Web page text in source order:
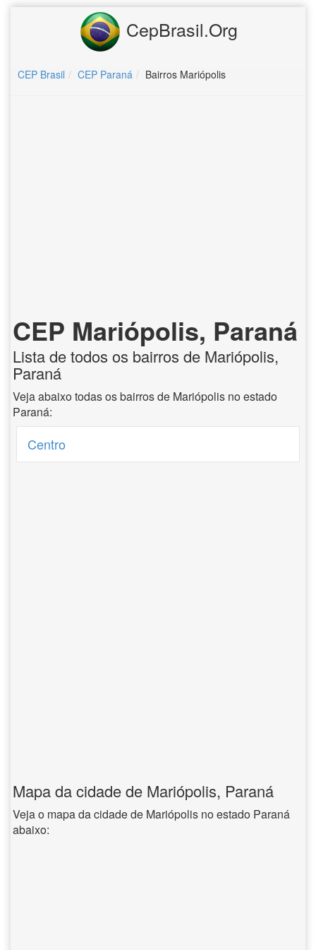
CepBrasil.Org
CEP Brasil CEP Paraná Bairros Mariópolis
CEP Mariópolis, Paraná
Lista de todos os bairros de Mariópolis,
Paraná
Veja abaixo todas os bairros de Mariópolis no estado
Paraná:
Centro
Mapa da cidade de Mariópolis, Paraná
Veja o mapa da cidade de Mariópolis no estado Paraná
abaixo: